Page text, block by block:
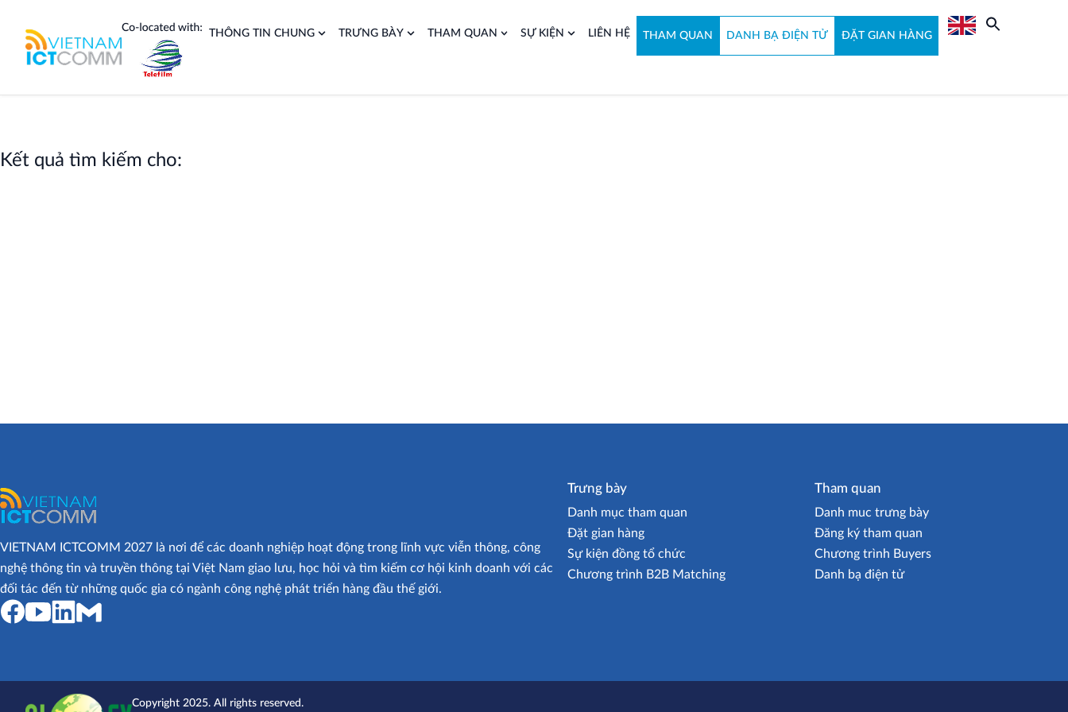
THÔNG TIN CHUNG TRƯNG BÀY THAM QUAN SỰ KIỆN LIÊN HỆ THAM QUAN DANH BẠ ĐIỆN TỬ ĐẶT GIAN HÀNG
Kết quả tìm kiếm cho:
VIETNAM ICTCOMM 2027 là nơi để các doanh nghiệp hoạt động trong lĩnh vực viễn thông, công
nghệ thông tin và truyền thông tại Việt Nam giao lưu, học hỏi và tìm kiếm cơ hội kinh doanh với các
đối tác đến từ những quốc gia có ngành công nghệ phát triển hàng đầu thế giới.
Trưng bày
Danh mục tham quan
Đặt gian hàng
Sự kiện đồng tổ chức
Chương trình B2B Matching
Tham quan
Danh muc trưng bày
Đăng ký tham quan
Chương trình Buyers
Danh bạ điện tử
Copyright 2025. All rights reserved.